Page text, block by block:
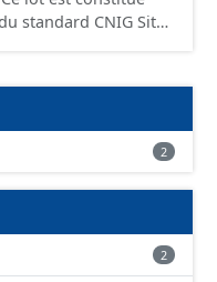
standard CNIG Sites
2
2